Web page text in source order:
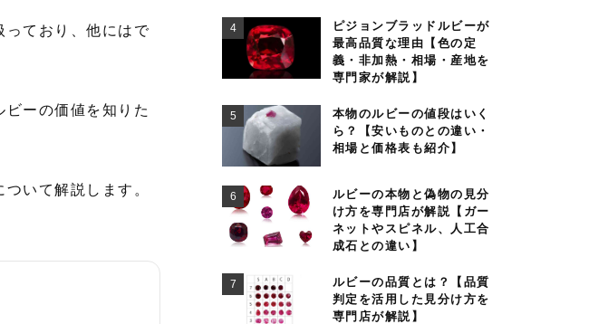
っており、他にはで
ビーの価値を知りた
いて解説します。
ピジョンブラッドルビーが
最高品質な理由【色の定
義・非加熱・相場・産地を
専門家が解説】
本物のルビーの値段はいく
ら？【安いものとの違い・
相場と価格表も紹介】
ルビーの本物と偽物の見分
け方を専門店が解説【ガー
ネットやスピネル、人工合
成石との違い】
ルビーの品質とは？【品質
判定を活用した見分け方を
専門店が解説】